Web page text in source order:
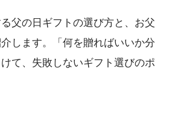
父の日ギフトの選び方と、お父
します。「何を贈ればいいか分
て、失敗しないギフト選びのポ